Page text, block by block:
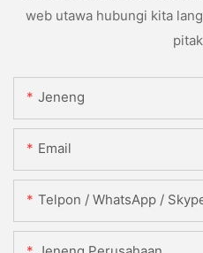
web utawa hubungi kita
Jeneng
Email
Telpon / WhatsApp /